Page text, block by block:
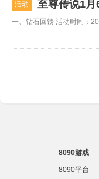
活动 至尊传说1
8090游戏
8090平台